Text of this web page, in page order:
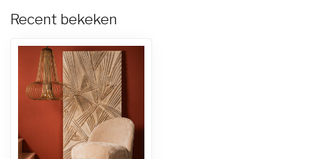
Recent bekeken